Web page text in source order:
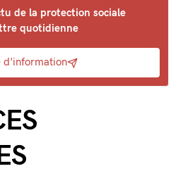
de la protection sociale
quotidienne
d'information